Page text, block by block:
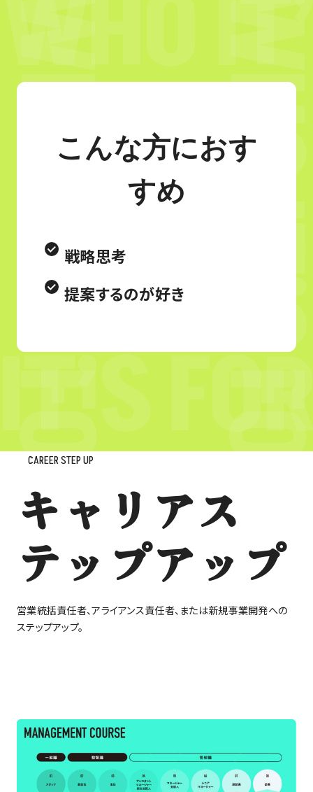
こんな方におす
すめ
戦略思考
提案するのが好き
CAREER STEP UP
キャリアス
テップアップ
営業統括責任者、アライアンス責任者、または新規事業開発への
ステップアップ。